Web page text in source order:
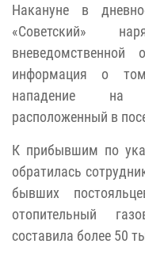
Накануне в
«Советский»
вневедомственной
информация о
нападение на
расположенный в
К прибывшим по
обратилась
бывших
отопительный
составила более 50